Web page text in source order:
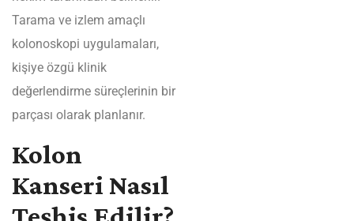
Tarama ve izlem amaçlı
kolonoskopi uygulamaları,
kişiye özgü klinik
değerlendirme süreçlerinin bir
parçası olarak planlanır.
Kolon
Kanseri Nasıl